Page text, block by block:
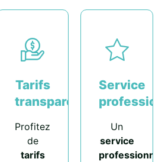
Tarifs
transparents
Profitez
de
tarifs
Service
Un
service
professionnel